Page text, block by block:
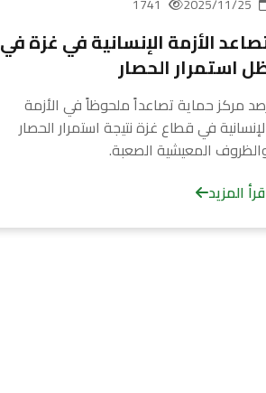
الأزمة الإنسانية في غزة في
استمرار الحصار
مركز حماية تصاعداً ملحوظاً في الأزمة
في قطاع غزة نتيجة استمرار الحصار
المعيشية الصعبة.
المزيد